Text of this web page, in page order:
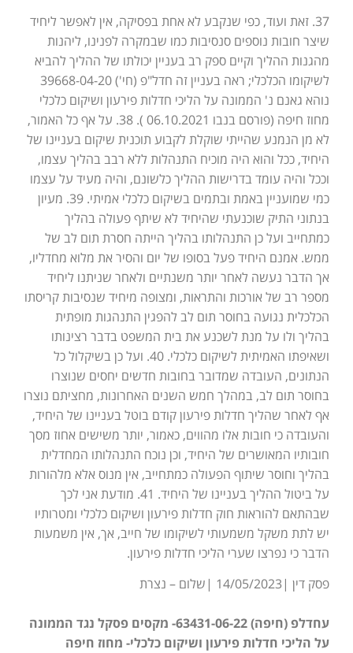
37. זאת ועוד, כפי שנקבע לא אחת בפסיקה, אין לאפשר ליחיד
שיצר חובות נוספים סנסיבות כמו שבמקרה לפנינו, ליהנות
מהגנות ההליך וקיים ספק רב בעניין יכולתו של ההליך להביא
לשיקומו הכלכלי; ראה בעניין זה חדל"פ (חי') 39668-04-20
נוהא גאנם נ' הממונה על הליכי חדלות פירעון ושיקום כלכלי
מחוז חיפה (פורסם בנבו 06.10.2021 ). 38. על אף כל האמור,
לא מן הנמנע שהייתי שוקלת לקבוע תוכנית שיקום בעניינו של
היחיד, ככל והוא היה מוכיח התנהלות ללא רבב בהליך עצמו,
וככל והיה עומד בדרישות ההליך כלשונם, והיה מעיד על עצמו
כמי שמועניין באמת ובתמים בשיקום כלכלי אמיתי. 39. מעיון
בנתוני התיק שוכנעתי שהיחיד לא שיתף פעולה בהליך
כמתחייב ועל כן התנהלותו בהליך הייתה חסרת תום לב של
ממש. אמנם היחיד פעל בסופו של יום והסיר את מלוא מחדליו,
אך הדבר נעשה לאחר יותר משנתיים ולאחר שניתנו ליחיד
מספר רב של אורכות והתראות, ומצופה מיחיד שנסיבות קריסתו
הכלכלית נגועה בחוסר תום לב להפגין התנהגות מופתית
בהליך ולו על מנת לשכנע את בית המשפט בדבר רצינותו
ושאיפתו האמיתית לשיקום כלכלי. 40. ועל כן בשיקלול כל
הנתונים, העובדה שמדובר בחובות חדשים יחסים שנוצרו
בחוסר תום לב, במהלך חמש השנים האחרונות, מחציתם נוצרו
אף לאחר שהליך חדלות פירעון קודם בוטל בעניינו של היחיד,
והעובדה כי חובות אלו מהווים, כאמור, יותר משישים אחוז מסך
חובותיו המאושרים של היחיד, וכן נוכח התנהלותו המחדלית
בהליך וחוסר שיתוף הפעולה כמתחייב, אין מנוס אלא מלהורות
על ביטול ההליך בעניינו של היחיד. 41. מודעת אני לכך
שבהתאם להוראות חוק חדלות פירעון ושיקום כלכלי ומטרותיו
יש לתת משקל משמעותי לשיקומו של חייב, אך, אין משמעות
הדבר כי נפרצו שערי הליכי חדלות פירעון.
פסק דין |14/05/2023 |שלום – נצרת
עחדלפ (חיפה) 63431-06-22- מקסים פסקל נגד הממונה
על הליכי חדלות פירעון ושיקום כלכלי- מחוז חיפה